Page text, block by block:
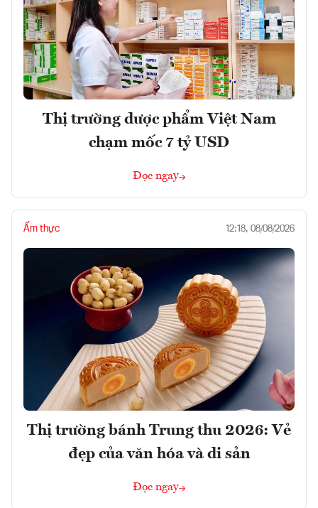
Thị trường dược phẩm Việt Nam
chạm mốc 7 tỷ USD
Đọc ngay
Ẩm thực 12:18, 08/08/2026
Thị trường bánh Trung thu 2026: Vẻ
đẹp của văn hóa và di sản
Đọc ngay